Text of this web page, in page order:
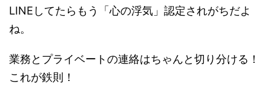
LINEしてたらもう「心の浮気」認定されがちだよ
ね。
業務とプライベートの連絡はちゃんと切り分ける！
これが鉄則！